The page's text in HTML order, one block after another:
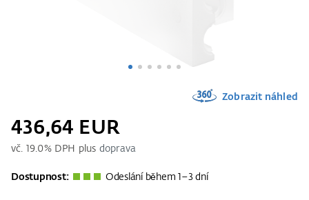
Zobrazit náhled
436,64 EUR
vč. 19.0% DPH plus doprava
Dostupnost: Odeslání během 1–3 dní